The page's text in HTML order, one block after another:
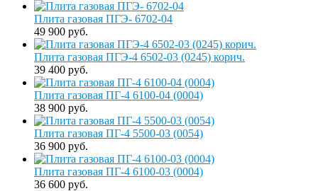
Плита газовая ПГЭ- 6702-04
49 900 руб.
Плита газовая ПГЭ-4 6502-03 (0245) корич.
39 400 руб.
Плита газовая ПГ-4 6100-04 (0004)
38 900 руб.
Плита газовая ПГ-4 5500-03 (0054)
36 900 руб.
Плита газовая ПГ-4 6100-03 (0004)
36 600 руб.